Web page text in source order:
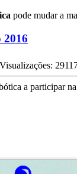
pode mudar a
2016
a participar